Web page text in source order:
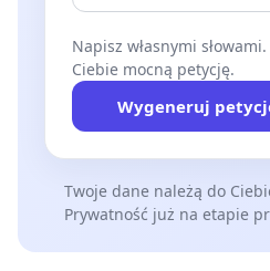
Napisz własnymi
Ciebie mocną petycję.
Wygeneruj
Twoje dane należą do
Prywatność już na etapie